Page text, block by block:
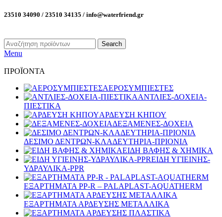
23510 34090 / 23510 34135 / info@waterfriend.gr
Search
Menu
ΠΡΟΪΟΝΤΑ
ΑΕΡΟΣΥΜΠΙΕΣΤΕΣ
ΑΝΤΛΙΕΣ-ΔΟΧΕΙΑ-
ΠΙΕΣΤΙΚΑ
ΑΡΔΕΥΣΗ ΚΗΠΟΥ
ΔΕΞΑΜΕΝΕΣ-ΔΟΧΕΙΑ
ΔΕΣΙΜΟ ΔΕΝΤΡΩΝ-ΚΛΑΔΕΥΤΗΡΙΑ-ΠΡΙΟΝΙΑ
ΕΙΔΗ ΒΑΦΗΣ & ΧΗΜΙΚΑ
ΕΙΔΗ ΥΓΙΕΙΝΗΣ-
ΥΔΡΑΥΛΙΚΑ-PPR
ΕΞΑΡΤΗΜΑΤΑ PP-R – PALAPLAST-AQUATHERM
ΕΞΑΡΤΗΜΑΤΑ ΑΡΔΕΥΣΗΣ ΜΕΤΑΛΛΙΚΑ